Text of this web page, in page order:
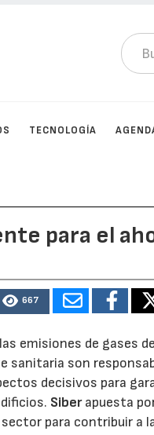
TECNOLOGÍA
para el
667
emisiones de gases
sanitaria son
decisivos para
Siberapuesta
para contribuir a